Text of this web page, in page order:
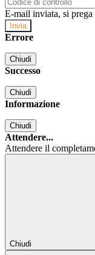
E-mail inviata, si
Errore
Chiudi
Successo
Chiudi
Informazione
Chiudi
Attendere...
Attendere il
Chiudi